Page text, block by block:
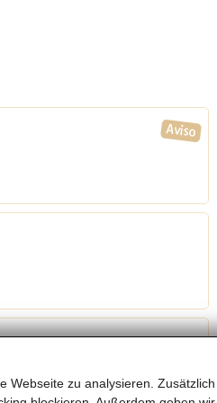
zu analysieren.
für Technologie,